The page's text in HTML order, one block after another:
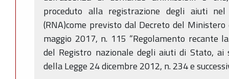
proceduto alla registrazione degli aiuti
(RNA)come previsto dal Decreto del
maggio 2017, n. 115 “Regolamento recante
del Registro nazionale degli aiuti di Stato, ai
della Legge 24 dicembre 2012, n. 234 e